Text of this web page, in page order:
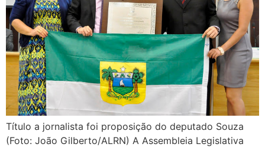
Título a jornalista foi proposição do deputado Souza
(Foto: João Gilberto/ALRN) A Assembleia Legislativa